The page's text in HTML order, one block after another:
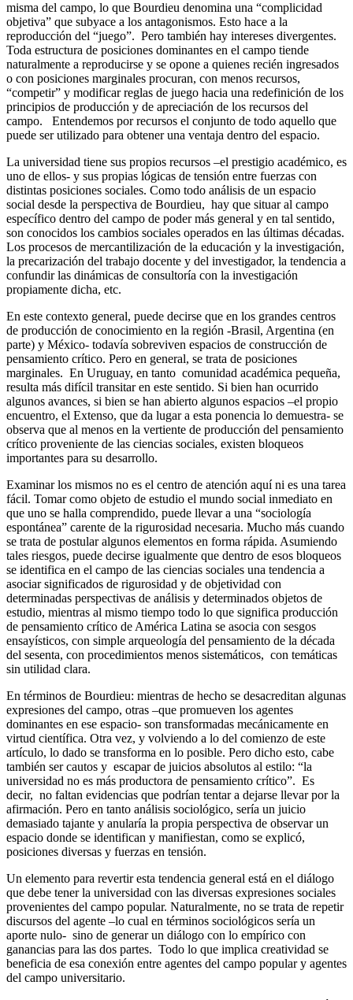
misma del campo, lo que Bourdieu denomina una “complicidad
objetiva” que subyace a los antagonismos. Esto hace a la
reproducción del “juego”. Pero también hay intereses divergentes.
Toda estructura de posiciones dominantes en el campo tiende
naturalmente a reproducirse y se opone a quienes recién ingresados
o con posiciones marginales procuran, con menos recursos,
“competir” y modificar reglas de juego hacia una redefinición de los
principios de producción y de apreciación de los recursos del
campo. Entendemos por recursos el conjunto de todo aquello que
puede ser utilizado para obtener una ventaja dentro del espacio.
La universidad tiene sus propios recursos –el prestigio académico, es
uno de ellos- y sus propias lógicas de tensión entre fuerzas con
distintas posiciones sociales. Como todo análisis de un espacio
social desde la perspectiva de Bourdieu, hay que situar al campo
específico dentro del campo de poder más general y en tal sentido,
son conocidos los cambios sociales operados en las últimas décadas.
Los procesos de mercantilización de la educación y la investigación,
la precarización del trabajo docente y del investigador, la tendencia a
confundir las dinámicas de consultoría con la investigación
propiamente dicha, etc.
En este contexto general, puede decirse que en los grandes centros
de producción de conocimiento en la región -Brasil, Argentina (en
parte) y México- todavía sobreviven espacios de construcción de
pensamiento crítico. Pero en general, se trata de posiciones
marginales. En Uruguay, en tanto comunidad académica pequeña,
resulta más difícil transitar en este sentido. Si bien han ocurrido
algunos avances, si bien se han abierto algunos espacios –el propio
encuentro, el Extenso, que da lugar a esta ponencia lo demuestra- se
observa que al menos en la vertiente de producción del pensamiento
crítico proveniente de las ciencias sociales, existen bloqueos
importantes para su desarrollo.
Examinar los mismos no es el centro de atención aquí ni es una tarea
fácil. Tomar como objeto de estudio el mundo social inmediato en
que uno se halla comprendido, puede llevar a una “sociología
espontánea” carente de la rigurosidad necesaria. Mucho más cuando
se trata de postular algunos elementos en forma rápida. Asumiendo
tales riesgos, puede decirse igualmente que dentro de esos bloqueos
se identifica en el campo de las ciencias sociales una tendencia a
asociar significados de rigurosidad y de objetividad con
determinadas perspectivas de análisis y determinados objetos de
estudio, mientras al mismo tiempo todo lo que significa producción
de pensamiento crítico de América Latina se asocia con sesgos
ensayísticos, con simple arqueología del pensamiento de la década
del sesenta, con procedimientos menos sistemáticos, con temáticas
sin utilidad clara.
En términos de Bourdieu: mientras de hecho se desacreditan algunas
expresiones del campo, otras –que promueven los agentes
dominantes en ese espacio- son transformadas mecánicamente en
virtud científica. Otra vez, y volviendo a lo del comienzo de este
artículo, lo dado se transforma en lo posible. Pero dicho esto, cabe
también ser cautos y escapar de juicios absolutos al estilo: “la
universidad no es más productora de pensamiento crítico”. Es
decir, no faltan evidencias que podrían tentar a dejarse llevar por la
afirmación. Pero en tanto análisis sociológico, sería un juicio
demasiado tajante y anularía la propia perspectiva de observar un
espacio donde se identifican y manifiestan, como se explicó,
posiciones diversas y fuerzas en tensión.
Un elemento para revertir esta tendencia general está en el diálogo
que debe tener la universidad con las diversas expresiones sociales
provenientes del campo popular. Naturalmente, no se trata de repetir
discursos del agente –lo cual en términos sociológicos sería un
aporte nulo- sino de generar un diálogo con lo empírico con
ganancias para las dos partes. Todo lo que implica creatividad se
beneficia de esa conexión entre agentes del campo popular y agentes
del campo universitario.